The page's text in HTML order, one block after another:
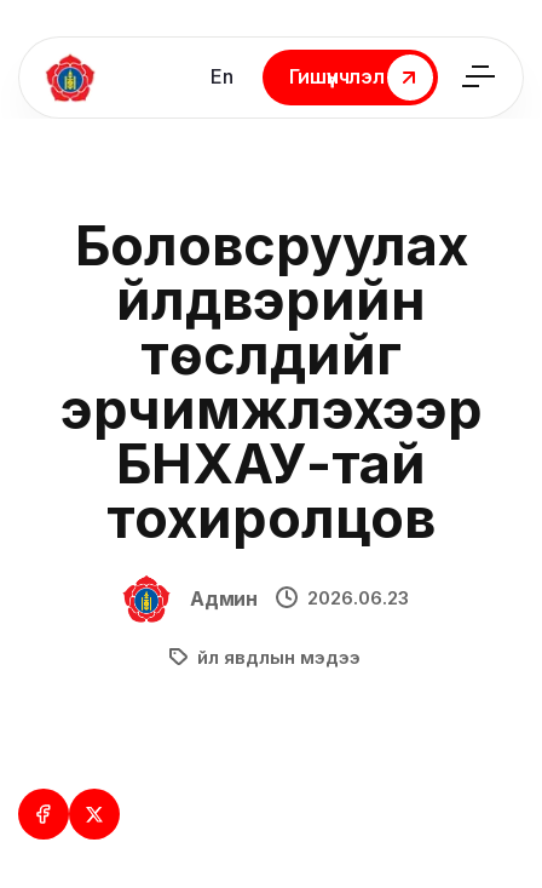
En
Гишүүнчлэл
Гишүүнчлэл
Боловсруулах
үйлдвэрийн
төслүүдийг
эрчимжүүлэхээр
БНХАУ-тай
тохиролцов
Админ 2026.06.23
Үйл явдлын мэдээ